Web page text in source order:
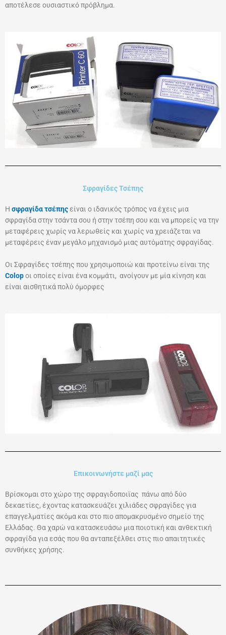
αποτέλεσε ουσιαστικό πρόβλημα.
Σφραγίδες Τσέπης
Η σφραγίδα τσέπηςείναι ο ιδανικός τρόπος να έχεις μια
σφραγίδα στην τσάντα σου ή στην τσέπη σου και να μπορείς να την
μεταφέρεις χωρίς να λερωθείς και χωρίς να χρειάζεται να
μεταφέρεις έναν μεγάλο μηχανισμό μιας αυτόματης σφραγίδας.
Οι Σφραγίδες τσέπης που χρησιμοποιώ και προτείνω είναι της
Colopοι οποίες είναι ένα κομμάτι, ανοίγουν με μία κίνηση και
είναι αισθητικά πολύ όμορφες
Επικοινωνήστε μαζί μας
Βρίσκομαι στο χώρο της σφραγιδοποιϊας πάνω από δύο
δεκαετίες, έχοντας κατασκευάζει χιλιάδες σφραγίδες για
επαγγελματίες ακόμα και στο πιο απομακρυσμένο σημείο της
Ελλάδας. Θα χαρώ να κατασκευάσω μια ποιοτική και ανθεκτική
σφραγίδα για εσάς που θα ανταπεξέλθει στις πιο απαιτητικές
συνθήκες χρήσης.